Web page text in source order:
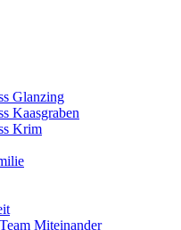
Glanzing
Kaasgraben
Krim
Miteinander